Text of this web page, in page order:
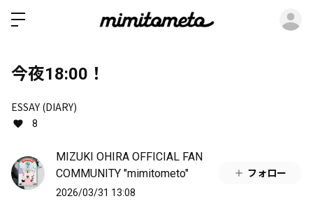
今夜18:00！
ESSAY (DIARY)
8
MIZUKI OHIRA OFFICIAL FAN
COMMUNITY "mimitometo"
2026/03/31 13:08
フォロー